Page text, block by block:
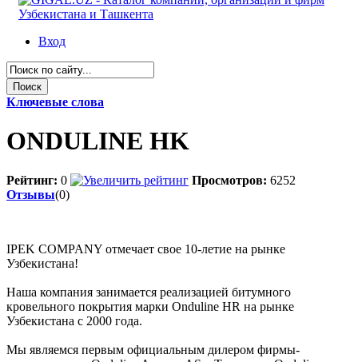
Вход
Ключевые слова
ONDULINE HK
Рейтинг: 0 Просмотров: 6252
Отзывы(0)
IPEK COMPANY отмечает свое 10-летие на рынке
Узбекистана!
Наша компания занимается реализацией битумного
кровельного покрытия марки Onduline HR на рынке
Узбекистана с 2000 года.
Мы являемся первым официальным дилером фирмы-